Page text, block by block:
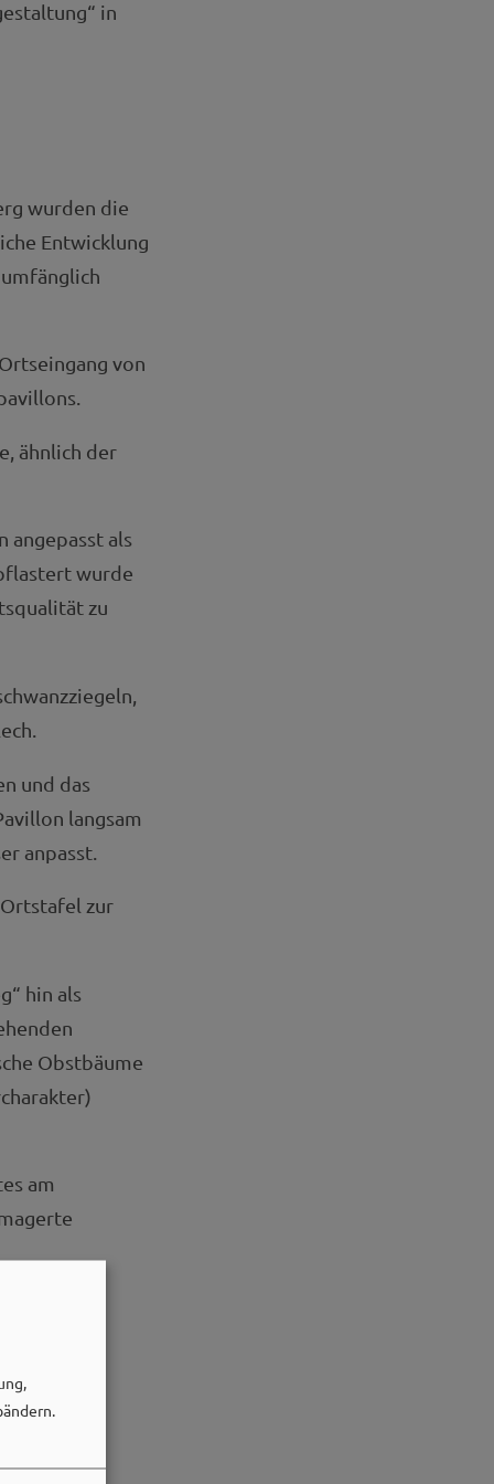
in
wurden die
Entwicklung
von
ähnlich der
angepasst als
wurde
zu
und das
langsam
anpasst.
zur
hin als
Obstbäume
am